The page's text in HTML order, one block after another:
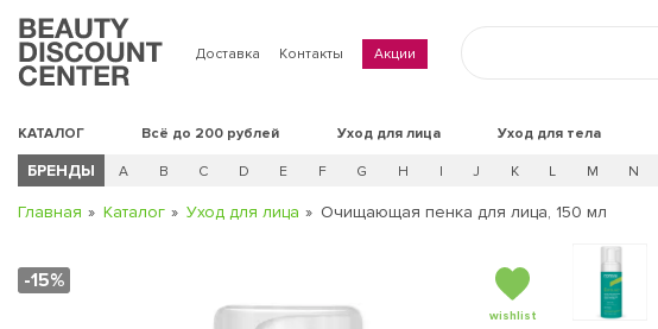
Доставка Контакты Акции
КАТАЛОГ Всё до 200 рублей Уход для лица Уход для тела
БРЕНДЫ A B C D E F G H I J K L M N
Главная Каталог Уход для лица Очищающая пенка для лица, 150 мл
-15%
wishlist